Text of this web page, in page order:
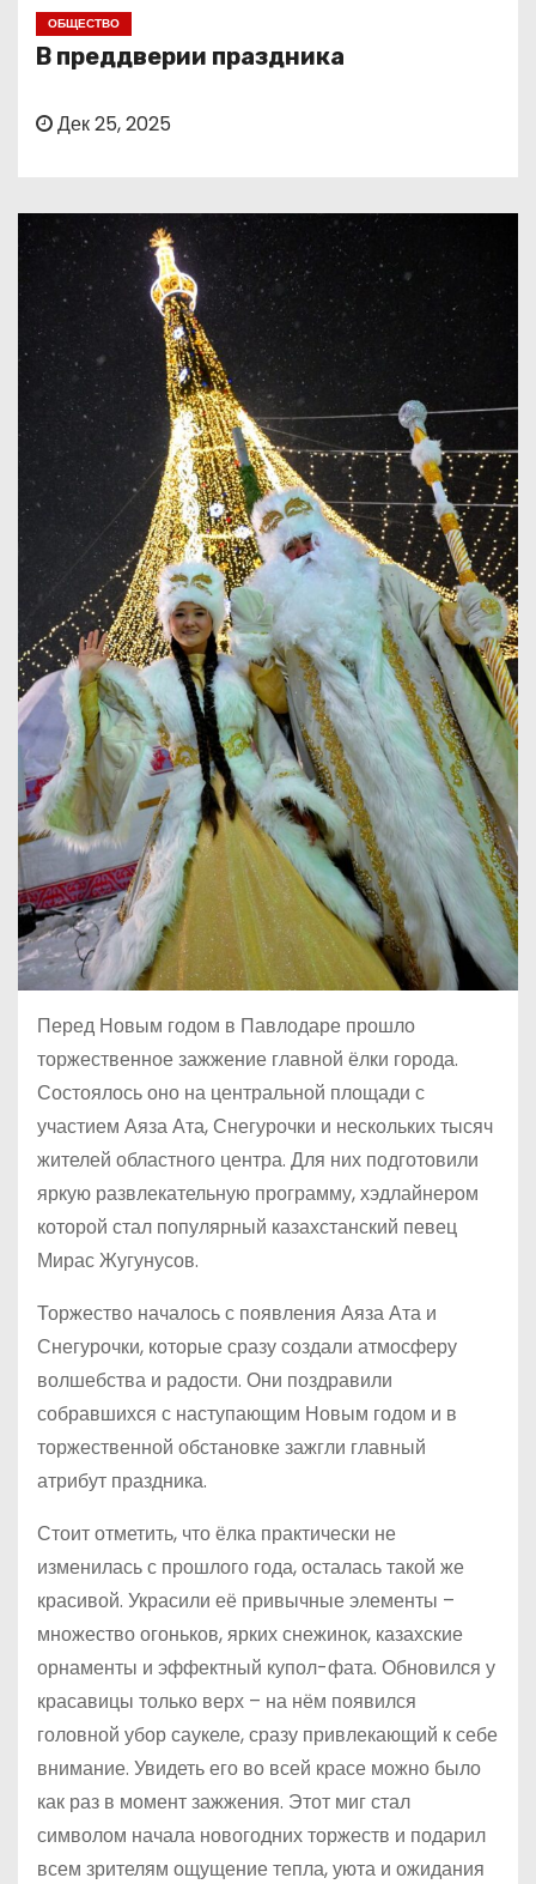
ОБЩЕСТВО
В преддверии праздника
Дек 25, 2025
Перед Новым годом в Павлодаре прошло
торжественное зажжение главной ёлки города.
Состоялось оно на центральной площади с
участием Аяза Ата, Снегурочки и нескольких тысяч
жителей областного центра. Для них подготовили
яркую развлекательную программу, хэдлайнером
которой стал популярный казахстанский певец
Мирас Жугунусов.
Торжество началось с появления Аяза Ата и
Снегурочки, которые сразу создали атмосферу
волшебства и радости. Они поздравили
собравшихся с наступающим Новым годом и в
торжественной обстановке зажгли главный
атрибут праздника.
Стоит отметить, что ёлка практически не
изменилась с прошлого года, осталась такой же
красивой. Украсили её привычные элементы –
множество огоньков, ярких снежинок, казахские
орнаменты и эффектный купол-фата. Обновился у
красавицы только верх – на нём появился
головной убор саукеле, сразу привлекающий к себе
внимание. Увидеть его во всей красе можно было
как раз в момент зажжения. Этот миг стал
символом начала новогодних торжеств и подарил
всем зрителям ощущение тепла, уюта и ожидания